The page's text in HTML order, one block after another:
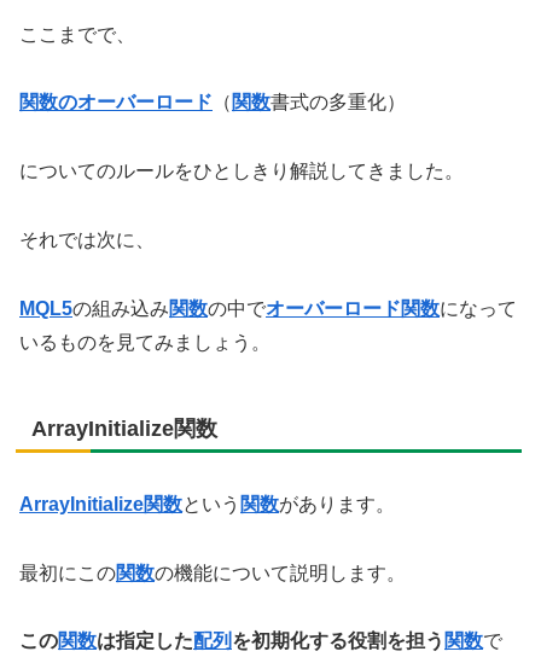
ここまでで、
関数のオーバーロード （ 関数書式の多重化）
についてのルールをひとしきり解説してきました。
それでは次に、
MQL5の組み込み関数の中でオーバーロード関数になって
いるものを見てみましょう。
ArrayInitialize関数
ArrayInitialize関数という 関数があります。
最初にこの関数の機能について説明します。
この関数は指定した配列 を初期化する役割を担う 関数で